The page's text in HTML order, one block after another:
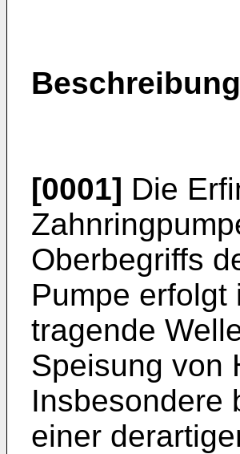
Beschreibung
[0001] Die
Oberbegriffs
Pumpe
tragende
Speisung von
Insbesondere
einer